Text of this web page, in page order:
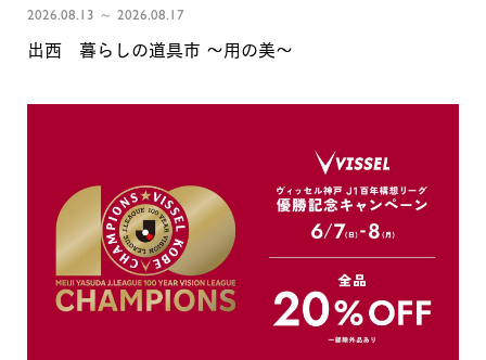
2026.08.13 ～ 2026.08.17
出西 暮らしの道具市 〜用の美〜